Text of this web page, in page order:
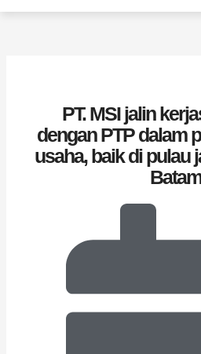
PT. MSI jalin
dengan PTP dalam
usaha, baik di pulau
Batam